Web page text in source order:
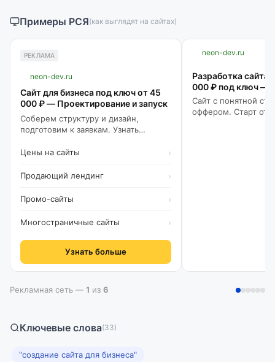
Примеры РСЯ(как выглядят на сайтах)
РЕКЛАМА
neon-dev.ru
Сайт для бизнеса под ключ от 45
000 ₽ — Проектирование и запуск
Соберем структуру и дизайн,
подготовим к заявкам. Узнать
Цены на сайты
›
Продающий лендинг ›
Промо-сайты ›
Многостраничные сайты ›
Узнать больше
neon-dev.ru
Разработка сайта
000 ₽ под ключ —
Сайт с понятной
оффером. Старт от
Рекламная сеть — 1 из 6
Ключевые слова(33)
"создание сайта для бизнеса"